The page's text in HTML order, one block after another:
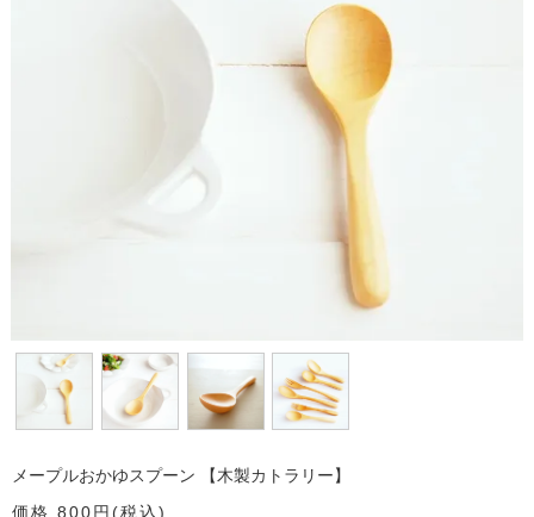
メープルおかゆスプーン 【木製カトラリー】
価格 800円(税込)